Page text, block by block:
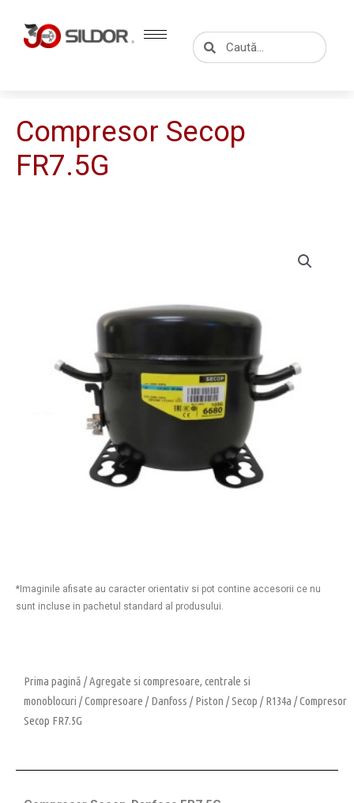
content
CautăCaută
Compresor Secop
FR7.5G
*Imaginile afisate au caracter orientativ si pot contine accesorii ce nu
sunt incluse in pachetul standard al produsului.
Prima pagină /Agregate si compresoare, centrale si
monoblocuri /Compresoare /Danfoss /Piston /Secop /R134a / Compresor
Secop FR7.5G